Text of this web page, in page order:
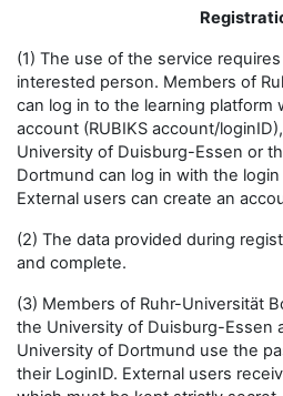
(1) The use of the service
interested person. Members of
can log in to the learning platform
account (RUBIKS account/
University of Duisburg-Essen or
Dortmund can log in with the
External users can create an
(2) The data provided during
and complete.
(3) Members of Ruhr-Universität
the University of Duisburg-Essen
University of Dortmund use the
their LoginID. External users